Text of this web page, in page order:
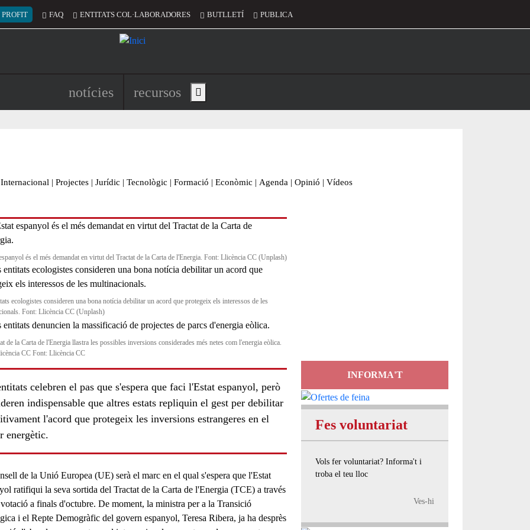
del compte d'usuari
PROFIT FAQ ENTITATS COL·LABORADORES BUTLLETÍ PUBLICA
Navegació principal de l'encapçalament
notícies recursos Show main menu
Internacional | Projectes | Jurídic | Tecnològic | Formació | Econòmic | Agenda | Opinió | Vídeos
és el més demandat en virtut del Tractat de la Carta de l'Energia. Font: Llicència CC (Unplash)
ecologistes consideren una bona notícia debilitar un acord que protegeix els interessos de les
Font: Llicència CC (Unplash)
de la Carta de l'Energia llastra les possibles inversions considerades més netes com l'energia eòlica.
CC Font: Llicència CC
celebren el pas que s'espera que faci l'Estat espanyol, però
indispensable que altres estats repliquin el gest per debilitar
l'acord que protegeix les inversions estrangeres en el
energètic.
de la Unió Europea (UE)serà el marc en el qual s'espera que l'Estat
ratifiqui la seva sortida del Tractat de la Carta de l'Energia (TCE) a través
a finals d'octubre. De moment, la ministra per a la Transició
i el Repte Demogràfic del govern espanyol, Teresa Ribera, ja ha desprès
INFORMA'T
Fes voluntariat
Vols fer voluntariat? Informa't i
troba el teu lloc
Ves-hi